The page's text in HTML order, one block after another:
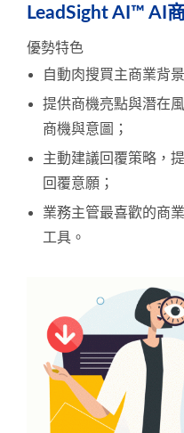
LeadSight AI™ AI
優勢特色
自動肉搜買主商業背
提供商機亮點與潛在
商機與意圖；
主動建議回覆策略，
回覆意願；
業務主管最喜歡的商
工具。